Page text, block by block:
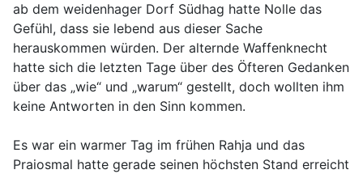
ab dem weidenhager Dorf Südhag hatte Nolle das
Gefühl, dass sie lebend aus dieser Sache
herauskommen würden. Der alternde Waffenknecht
hatte sich die letzten Tage über des Öfteren Gedanken
über das „wie“ und „warum“ gestellt, doch wollten ihm
keine Antworten in den Sinn kommen.
Es war ein warmer Tag im frühen Rahja und das
Praiosmal hatte gerade seinen höchsten Stand erreicht